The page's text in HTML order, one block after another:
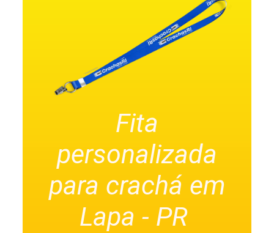
Fita
personalizada
para crachá em
Lapa - PR